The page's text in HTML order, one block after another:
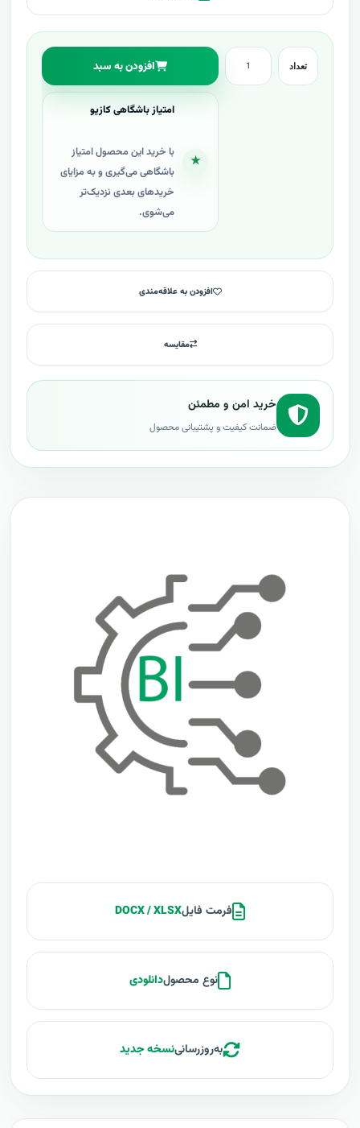
تعداد افزودن به سبد
★
امتیاز باشگاهی کازیو
با خرید این محصول امتیاز
باشگاهی می‌گیری و به مزایای
خریدهای بعدی نزدیک‌تر
می‌شوی.
افزودن به علاقه‌مندی
مقایسه
خرید امن و مطمئن
ضمانت کیفیت و پشتیبانی محصول
فرمت فایلDOCX / XLSX
نوع محصولدانلودی
به‌روزرسانینسخه جدید